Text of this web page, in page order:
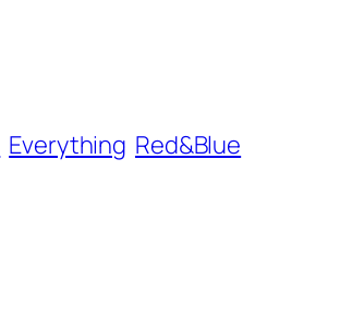
Everything Red&Blue